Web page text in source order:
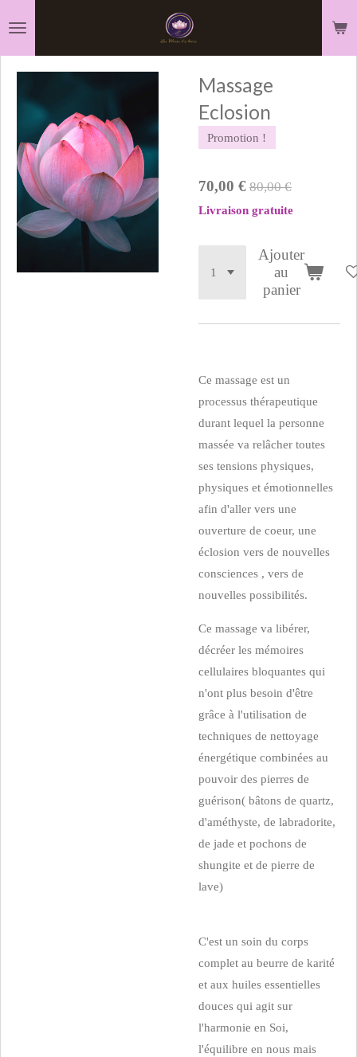
Massage
Eclosion
Promotion !
70,00 € 80,00 €
Livraison gratuite
Ajouter
au
panier
Ce massage est un
processus thérapeutique
durant lequel la personne
massée va relâcher toutes
ses tensions physiques,
physiques et émotionnelles
afin d'aller vers une
ouverture de coeur, une
éclosion vers de nouvelles
consciences , vers de
nouvelles possibilités.
Ce massage va libérer,
décréer les mémoires
cellulaires bloquantes qui
n'ont plus besoin d'être
grâce à l'utilisation de
techniques de nettoyage
énergétique combinées au
pouvoir des pierres de
guérison( bâtons de quartz,
d'améthyste, de labradorite,
de jade et pochons de
shungite et de pierre de
lave)
C'est un soin du corps
complet au beurre de karité
et aux huiles essentielles
douces qui agit sur
l'harmonie en Soi,
l'équilibre en nous mais